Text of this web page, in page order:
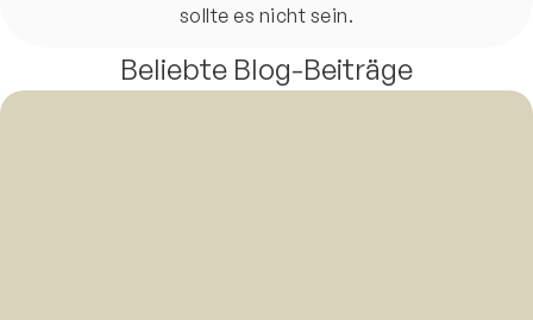
sollte es nicht sein.
Beliebte Blog-Beiträge